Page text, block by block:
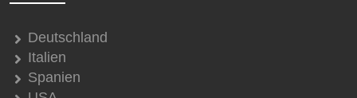
Deutschland
Italien
Spanien